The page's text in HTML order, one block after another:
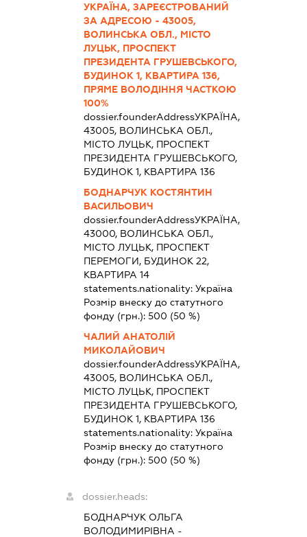
УКРАЇНА, ЗАРЕЄСТРОВАНИЙ
ЗА АДРЕСОЮ - 43005,
ВОЛИНСЬКА ОБЛ., МІСТО
ЛУЦЬК, ПРОСПЕКТ
ПРЕЗИДЕНТА ГРУШЕВСЬКОГО,
БУДИНОК 1, КВАРТИРА 136,
ПРЯМЕ ВОЛОДІННЯ ЧАСТКОЮ
100%
dossier.founderAddressУКРАЇНА,
43005, ВОЛИНСЬКА ОБЛ.,
МІСТО ЛУЦЬК, ПРОСПЕКТ
ПРЕЗИДЕНТА ГРУШЕВСЬКОГО,
БУДИНОК 1, КВАРТИРА 136
БОДНАРЧУК КОСТЯНТИН
ВАСИЛЬОВИЧ
dossier.founderAddressУКРАЇНА,
43000, ВОЛИНСЬКА ОБЛ.,
МІСТО ЛУЦЬК, ПРОСПЕКТ
ПЕРЕМОГИ, БУДИНОК 22,
КВАРТИРА 14
statements.nationality: Україна
Розмір внеску до статутного
фонду (грн.): 500 (50 %)
ЧАЛИЙ АНАТОЛІЙ
МИКОЛАЙОВИЧ
dossier.founderAddressУКРАЇНА,
43005, ВОЛИНСЬКА ОБЛ.,
МІСТО ЛУЦЬК, ПРОСПЕКТ
ПРЕЗИДЕНТА ГРУШЕВСЬКОГО,
БУДИНОК 1, КВАРТИРА 136
statements.nationality: Україна
Розмір внеску до статутного
фонду (грн.): 500 (50 %)
dossier.heads:
БОДНАРЧУК ОЛЬГА
ВОЛОДИМИРІВНА -